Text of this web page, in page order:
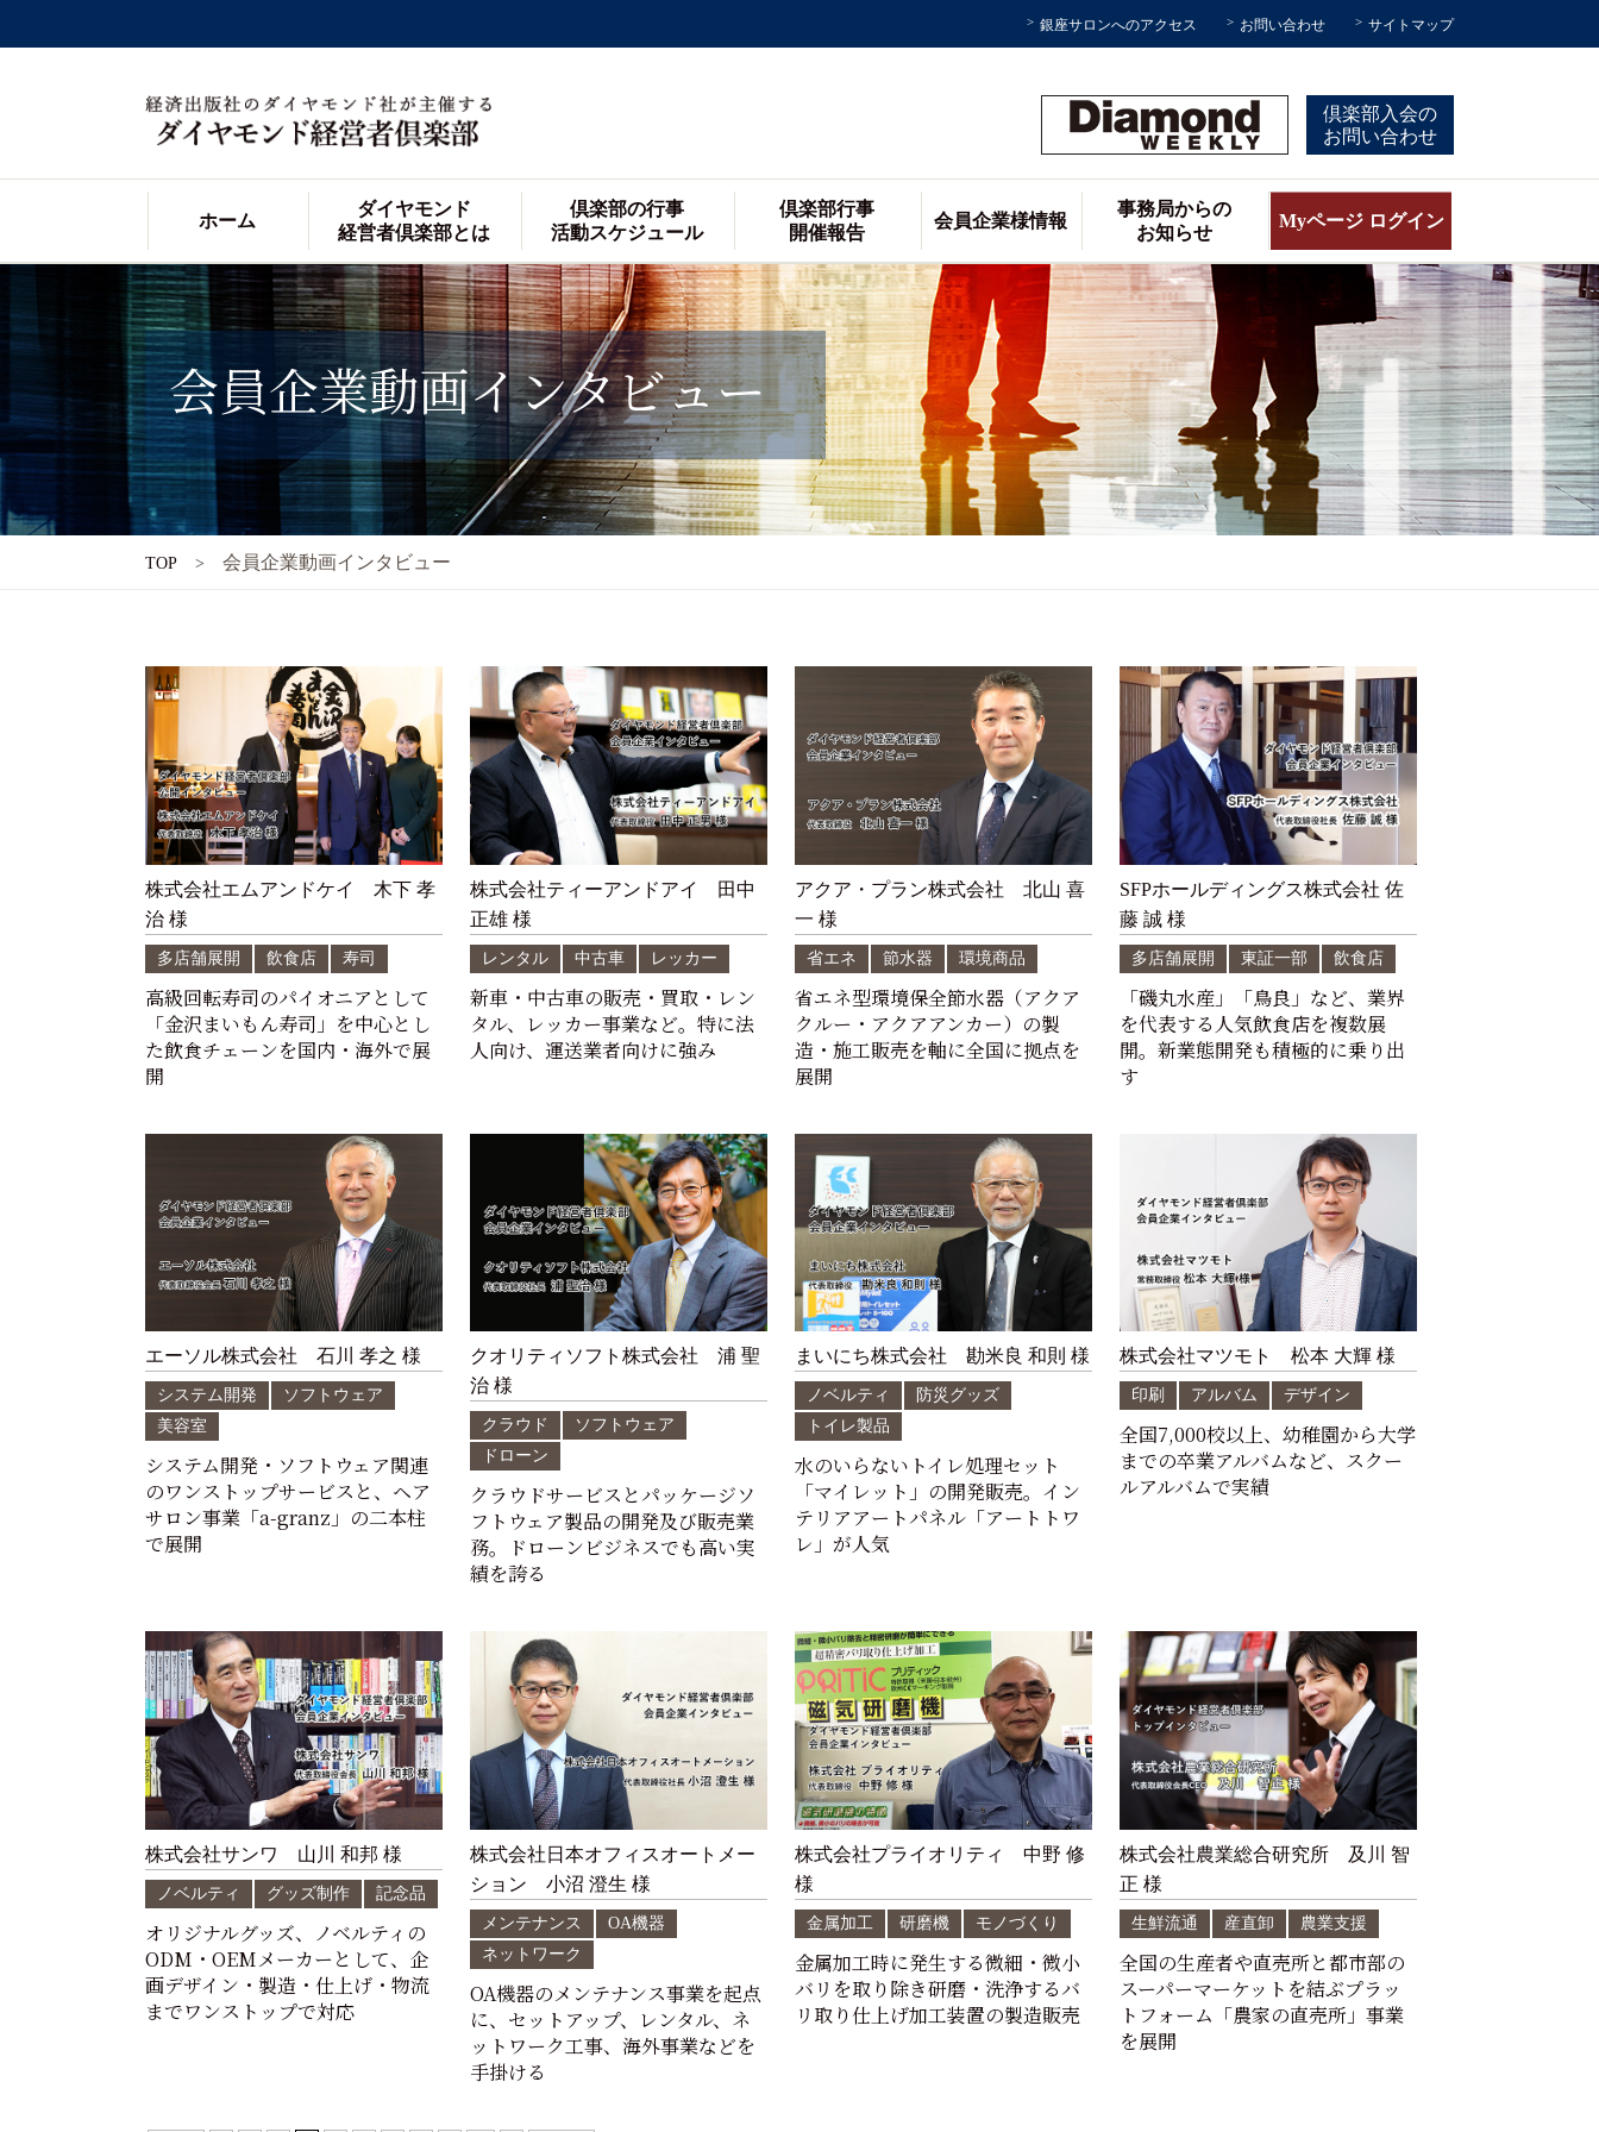
銀座サロンへのアクセス お問い合わせ サイトマップ
倶楽部入会の
お問い合わせ
ホーム
ダイヤモンド
経営者倶楽部とは
倶楽部の行事
活動スケジュール
倶楽部行事
開催報告
会員企業様情報
事務局からの
お知らせ
Myページ ログイン
会員企業動画インタビュー
TOP 会員企業動画インタビュー
株式会社エムアンドケイ 木下 孝
治 様
多店舗展開 飲食店 寿司
高級回転寿司のパイオニアとして
「金沢まいもん寿司」を中心とし
た飲食チェーンを国内・海外で展
開
株式会社ティーアンドアイ 田中
正雄 様
レンタル 中古車 レッカー
新車・中古車の販売・買取・レン
タル、レッカー事業など。特に法
人向け、運送業者向けに強み
アクア・プラン株式会社 北山 喜
一 様
省エネ 節水器 環境商品
省エネ型環境保全節水器（アクア
クルー・アクアアンカー）の製
造・施工販売を軸に全国に拠点を
展開
SFPホールディングス株式会社 佐
藤 誠 様
多店舗展開 東証一部 飲食店
「磯丸水産」「鳥良」など、業界
を代表する人気飲食店を複数展
開。新業態開発も積極的に乗り出
す
エーソル株式会社 石川 孝之 様
システム開発
ソフトウェア
美容室
システム開発・ソフトウェア関連
のワンストップサービスと、ヘア
サロン事業「a-granz」の二本柱
で展開
クオリティソフト株式会社 浦 聖
治 様
クラウド
ソフトウェア
ドローン
クラウドサービスとパッケージソ
フトウェア製品の開発及び販売業
務。ドローンビジネスでも高い実
績を誇る
まいにち株式会社 勘米良 和則 様
ノベルティ
防災グッズ
トイレ製品
水のいらないトイレ処理セット
「マイレット」の開発販売。イン
テリアアートパネル「アートトワ
レ」が人気
株式会社マツモト 松本 大輝 様
印刷 アルバム デザイン
全国7,000校以上、幼稚園から大学
までの卒業アルバムなど、スクー
ルアルバムで実績
株式会社サンワ 山川 和邦 様
ノベルティ グッズ制作 記念品
オリジナルグッズ、ノベルティの
ODM・OEMメーカーとして、企
画デザイン・製造・仕上げ・物流
までワンストップで対応
株式会社日本オフィスオートメー
ション 小沼 澄生 様
メンテナンス
OA機器
ネットワーク
OA機器のメンテナンス事業を起点
に、セットアップ、レンタル、ネ
ットワーク工事、海外事業などを
手掛ける
株式会社プライオリティ 中野 修
様
金属加工 研磨機 モノづくり
金属加工時に発生する微細・微小
バリを取り除き研磨・洗浄するバ
リ取り仕上げ加工装置の製造販売
株式会社農業総合研究所 及川 智
正 様
生鮮流通 産直卸 農業支援
全国の生産者や直売所と都市部の
スーパーマーケットを結ぶプラッ
トフォーム「農家の直売所」事業
を展開